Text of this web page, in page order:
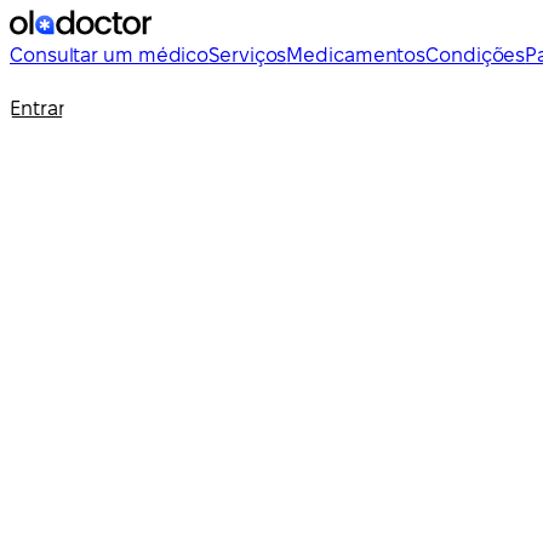
Consultar um médicoServiçosMedicamentosCondições
Entrar